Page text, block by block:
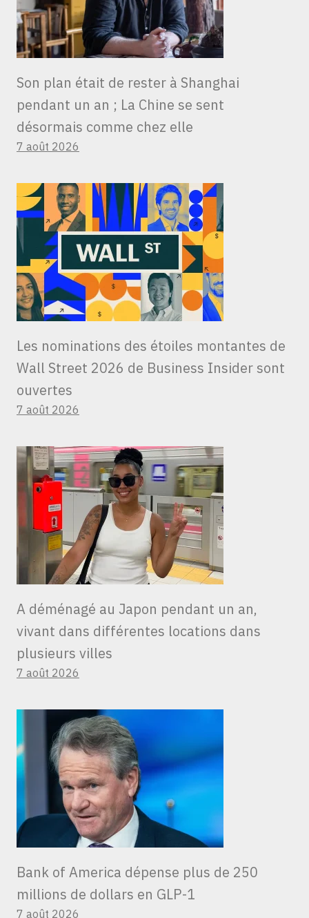
Son plan était de rester à Shanghai
pendant un an ; La Chine se sent
désormais comme chez elle
7 août 2026
Les nominations des étoiles montantes de
Wall Street 2026 de Business Insider sont
ouvertes
7 août 2026
A déménagé au Japon pendant un an,
vivant dans différentes locations dans
plusieurs villes
7 août 2026
Bank of America dépense plus de 250
millions de dollars en GLP-1
7 août 2026